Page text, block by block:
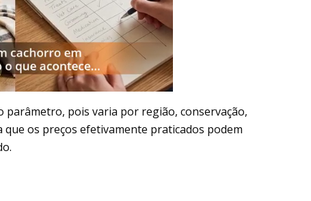
parâmetro, pois varia por região, conservação,
que os preços efetivamente praticados podem